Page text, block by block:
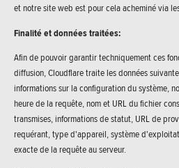
et notre site web est pour cela acheminé via
Finalité et données traitées:
Afin de pouvoir garantir techniquement ces
diffusion, Cloudflare traite les données
informations sur la configuration du système,
heure de la requête, nom et URL du fichier
transmises, informations de statut, URL de
requérant, type d'appareil, système
exacte de la requête au serveur.